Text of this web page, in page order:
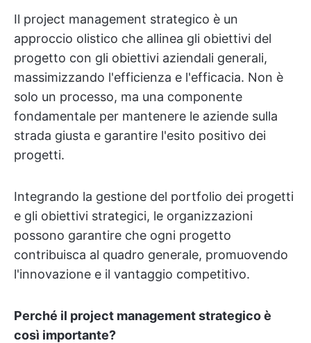
Il project management strategico è un
approccio olistico che allinea gli obiettivi del
progetto con gli obiettivi aziendali generali,
massimizzando l'efficienza e l'efficacia. Non è
solo un processo, ma una componente
fondamentale per mantenere le aziende sulla
strada giusta e garantire l'esito positivo dei
progetti.
Integrando la gestione del portfolio dei progetti
e gli obiettivi strategici, le organizzazioni
possono garantire che ogni progetto
contribuisca al quadro generale, promuovendo
l'innovazione e il vantaggio competitivo.
Perché il project management strategico è
così importante?